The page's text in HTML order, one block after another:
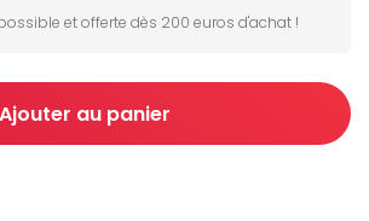
et offerte dès 200 euros d'achat !
Ajouter au panier